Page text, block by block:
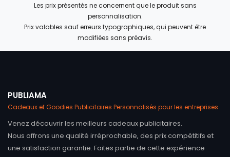
Les prix présentés ne concernent que le produit sans
personnalisation.
Prix valables sauf erreurs typographiques, qui peuvent être
modifiées sans préavis.
PUBLIAMA
Cadeaux et Goodies Publicitaires Personnalisés pour les entreprises
Venez découvrir les meilleurs cadeaux publicitaires.
Nous offrons une qualité irréprochable, des prix compétitifs et
une satisfaction garantie. Faites partie de cette expérience